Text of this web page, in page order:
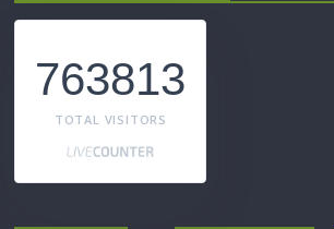
763813
TOTAL VISITORS